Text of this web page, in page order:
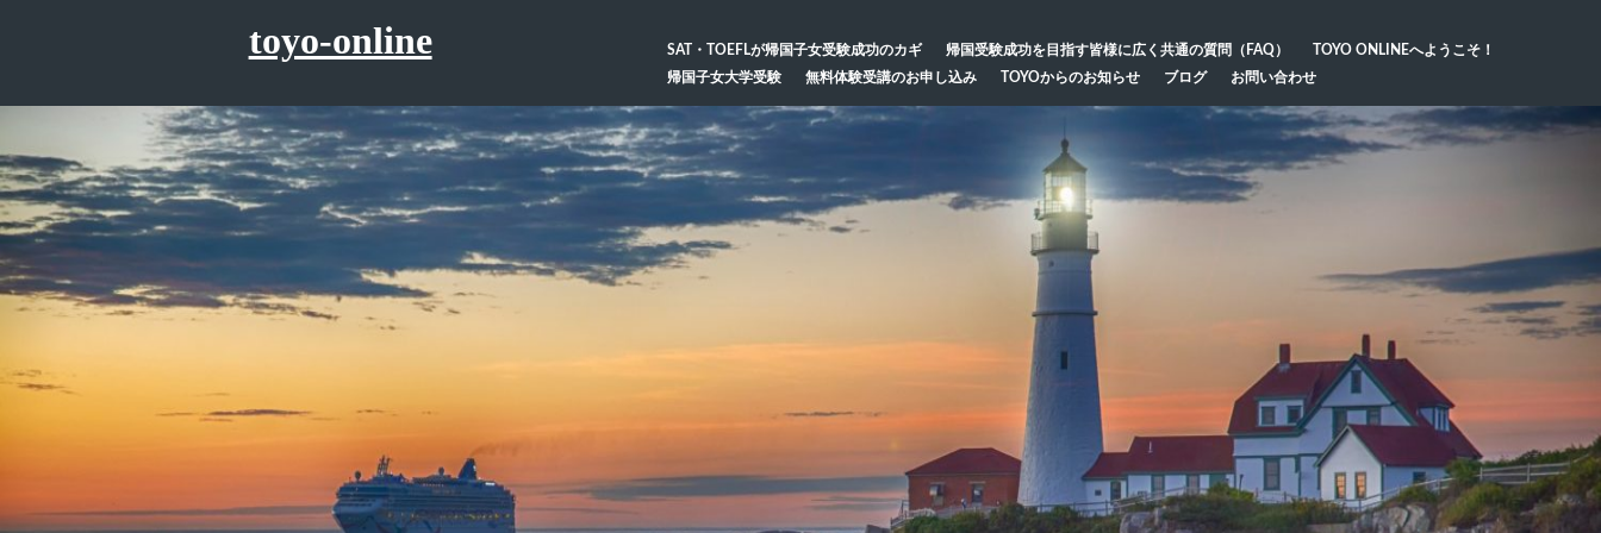
へ
ス
キ
ッ
プ
toyo-online SAT・TOEFLが帰国子女受験成功のカギ 帰国受験成功を目指す皆様に広く共通の質問（FAQ）
TOYO ONLINEへようこそ！
帰国子女大学受験
無料体験受講のお申し込み TOYOからのお知らせ ブログ お問い合わせ